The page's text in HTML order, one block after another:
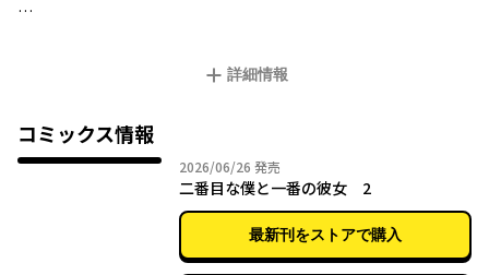
同級生から“二番”と呼ばれている僕の生活は変わり始めた。
「“二番”なんかじゃないし。……うちが初めてキスしたいって思
うんだから」
南野とは学校以外でも会うようになった。
放課後はストリートバスケに一緒に行って、一緒にご飯を作っ
て、二人だけの秘密を話して、触れあって。
独りでいいはずだったのに、彼女は僕を認めて、あいしてくれ
詳細情報
コミックス情報
2026/06/26 2026年06月26日
発売
二番目な僕と一番の彼女 2
最新刊をストアで購入